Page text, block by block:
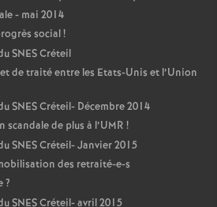
- mai 2014
social!
SNESCréteil
de traité entre les Etats-Unis et l’Union
SNESCréteil- Décembre 2014
de plus à l’UMR !
SNESCréteil- Janvier 2015
des retraité-e-s
?
SNESCréteil- avril 2015